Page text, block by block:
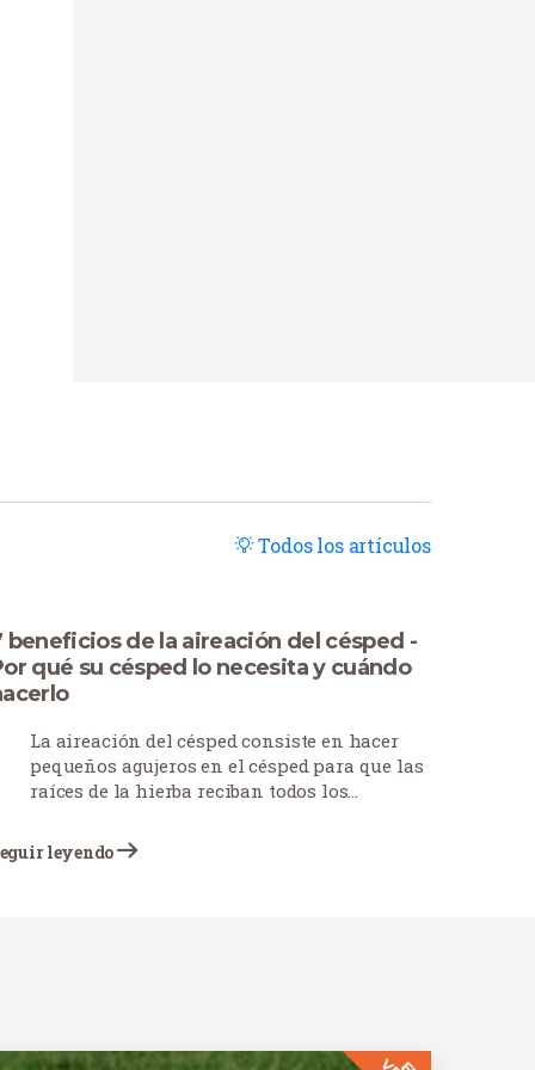
Todos los artículos
beneficios de la aireación del césped -
qué su césped lo necesita y cuándo
La aireación del césped consiste en hacer
pequeños agujeros en el césped para que las
raíces de la hierba reciban todos los
crecimiento y desarrollo. Esta práctica, a
menudo descuidada, desempeña un papel
leyendo